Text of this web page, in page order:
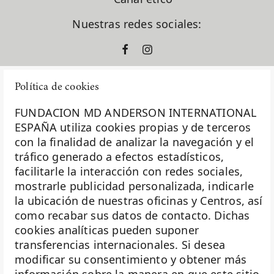
Política de cookies
FUNDACION MD ANDERSON INTERNATIONAL
ESPAÑA utiliza cookies propias y de terceros
con la finalidad de analizar la navegación y el
tráfico generado a efectos estadísticos,
facilitarle la interacción con redes sociales,
mostrarle publicidad personalizada, indicarle
la ubicación de nuestras oficinas y Centros, así
como recabar sus datos de contacto. Dichas
cookies analíticas pueden suponer
transferencias internacionales. Si desea
modificar su consentimiento y obtener más
ensayos clínicos
evento solidario
formación
fundación diversión solidaria
Fundación Excelentia
Fundación MD Anderson España
Fundación Siglo Futuro
Gastroenterología
Ginecología
Ginecología Oncológica
giving tuesday
golf solidario
Hábitos saludables
Hematología
inteligencia artificial
Nuestras redes sociales:
La Fundación MD Anderson España - Hospiten es
miembro de laAsociación Española de Fundaciones
Investigación
Biobanco
Docencia
Voluntariado